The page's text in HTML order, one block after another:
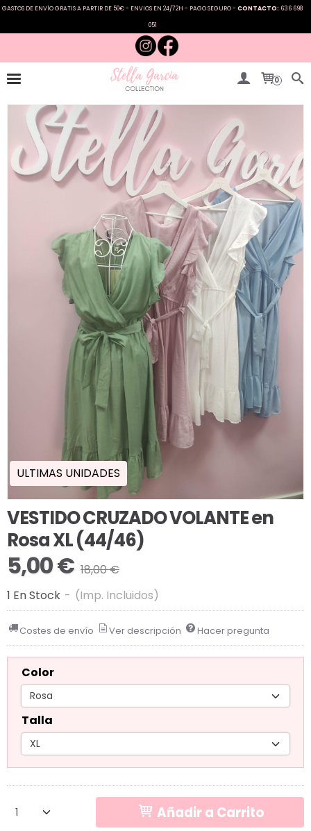
GASTOS DE ENVÍO GRATIS A PARTIR DE 50€ - ENVIOS EN 24/72H - PAGO SEGURO - CONTACTO: 636 698
051
0
ULTIMAS UNIDADES
VESTIDO CRUZADO VOLANTE en
Rosa XL (44/46)
5,00 € 18,00 €
1 En Stock - (Imp. Incluidos)
Costes de envío Ver descripción Hacer pregunta
Color
Talla
Añadir a Carrito